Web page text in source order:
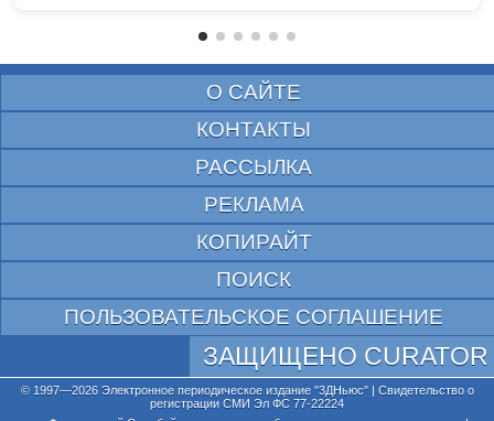
О САЙТЕ
КОНТАКТЫ
РАССЫЛКА
РЕКЛАМА
КОПИРАЙТ
ПОИСК
ПОЛЬЗОВАТЕЛЬСКОЕ СОГЛАШЕНИЕ
ЗАЩИЩЕНО CURATOR
© 1997—2026 Электронное периодическое издание "3ДНьюс" | Свидетельство о
регистрации СМИ Эл ФС 77-22224